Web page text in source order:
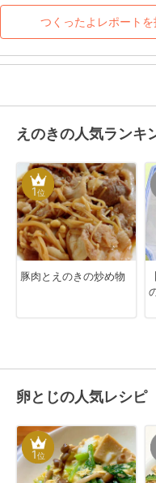
つくったよレポートを
えのきの人気ランキ
1位
豚肉とえのきの炒め物
卵とじの人気レシピ
1位